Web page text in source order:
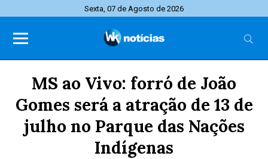
Sexta, 07 de Agosto de 2026
MS ao Vivo: forró de João
Gomes será a atração de 13 de
julho no Parque das Nações
Indígenas